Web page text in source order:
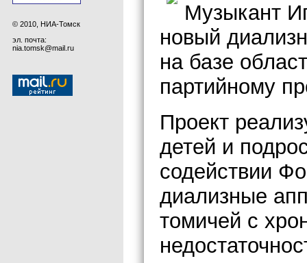
© 2010, НИА-Томск
эл. почта:
nia.tomsk@mail.ru
Музыкант
новый
на базе
партийному
Проект
детей и
содействии
диализные
томичей с